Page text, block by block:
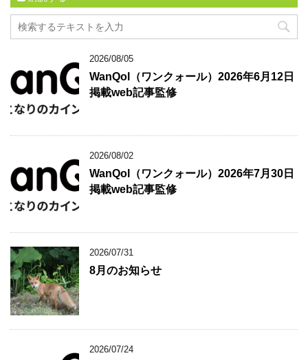
2026/08/05
WanQol（ワンクォール）2026年6月12日
掲載web記事監修
2026/08/02
WanQol（ワンクォール）2026年7月30日
掲載web記事監修
2026/07/31
8月のお知らせ
2026/07/24